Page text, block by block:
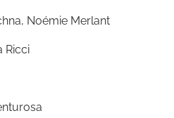
Noémie Merlant
Ricci